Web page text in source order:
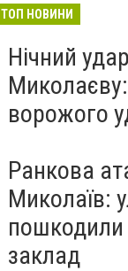
ТОП НОВИНИ
Нічний
ворожого
Ранкова
Миколаїв:
пошкодили
заклад